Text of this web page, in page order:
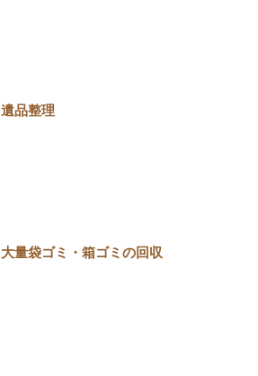
遺品整理
大量袋ゴミ・箱ゴミの回収